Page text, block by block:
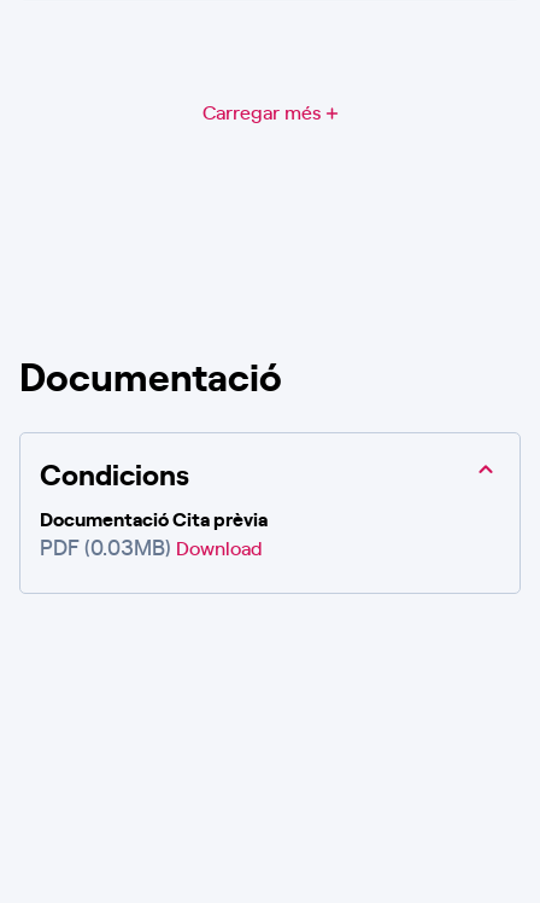
Carregar més
Documentació
Condicions
Documentació Cita prèvia
PDF (0.03MB) Download